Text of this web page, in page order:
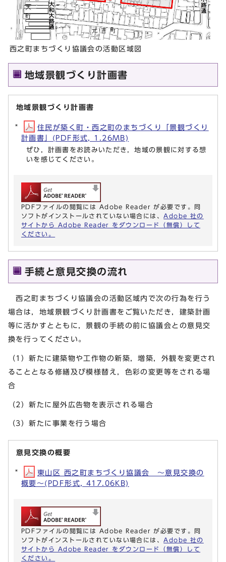
西之町まちづくり協議会の活動区域図
地域景観づくり計画書
地域景観づくり計画書
住民が築く町・西之町のまちづくり「景観づくり
計画書」(PDF形式, 1.26MB)
ぜひ，計画書をお読みいただき，地域の景観に対する想
いを感じてください。
PDFファイルの閲覧には Adobe Reader が必要です。同
ソフトがインストールされていない場合には、 Adobe 社の
サイトから Adobe Reader をダウンロード（無償）して
ください。
手続と意見交換の流れ
西之町まちづくり協議会の活動区域内で次の行為を行う
場合は，地域景観づくり計画書をご覧いただき，建築計画
等に活かすとともに，景観の手続の前に協議会との意見交
換を行ってください。
（1）新たに建築物や工作物の新築，増築，外観を変更され
ることとなる修繕及び模様替え，色彩の変更等をされる場
合
（2）新たに屋外広告物を表示される場合
（3）新たに事業を行う場合
意見交換の概要
東山区 西之町まちづくり協議会 ～意見交換の
概要～(PDF形式, 417.06KB)
PDFファイルの閲覧には Adobe Reader が必要です。同
ソフトがインストールされていない場合には、 Adobe 社の
サイトから Adobe Reader をダウンロード（無償）して
ください。